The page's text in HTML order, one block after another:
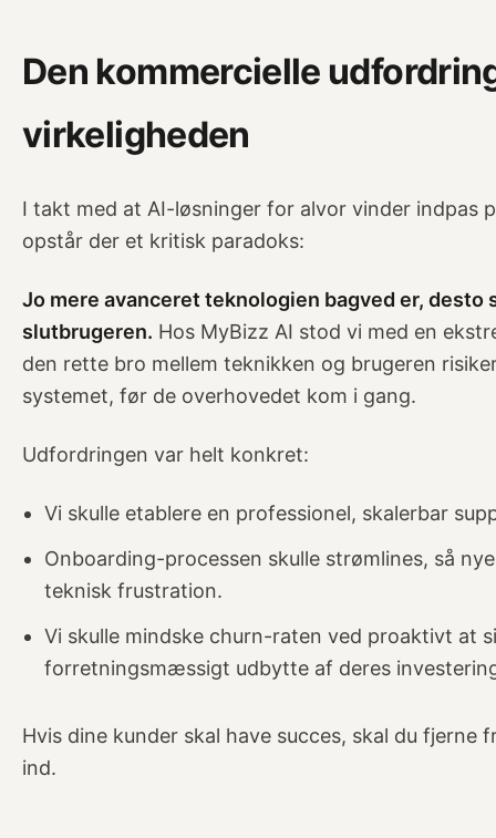
Den kommercielle
virkeligheden
I takt med at AI-løsninger for alvor vinder indpas
opstår der et kritisk paradoks:
Jo mere avanceret teknologien bagved er,
slutbrugeren. Hos MyBizz AI stod vi med en
den rette bro mellem teknikken og brugeren
systemet, før de overhovedet kom i gang.
Udfordringen var helt konkret:
Vi skulle etablere en professionel, skalerbar
Onboarding-processen skulle strømlines, så
teknisk frustration.
Vi skulle mindske churn-raten ved proaktivt at
forretningsmæssigt udbytte af deres
Hvis dine kunder skal have succes, skal du fjerne
ind.